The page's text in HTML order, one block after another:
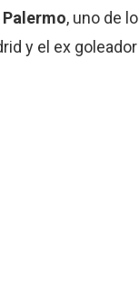
Palermo, uno de
y el ex